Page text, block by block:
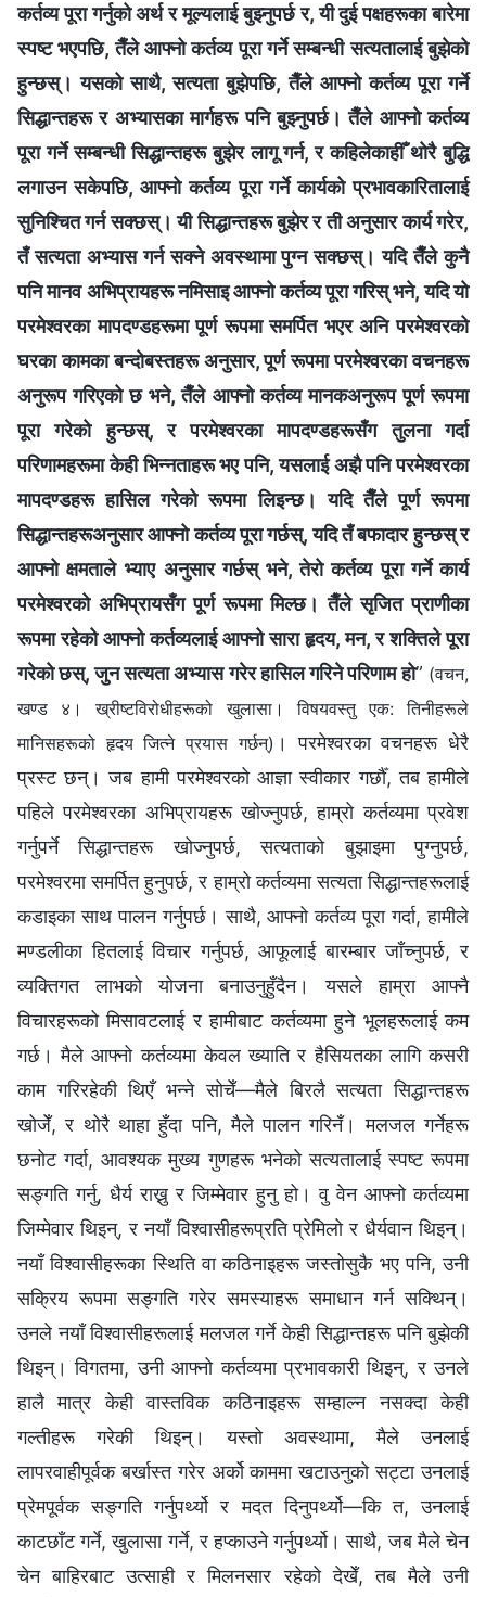
कर्तव्य पूरा गर्नुको अर्थ र मूल्यलाई बुझ्नुपर्छ र, यी दुई पक्षहरूका बारेमा
स्पष्ट भएपछि, तैँले आफ्नो कर्तव्य पूरा गर्ने सम्‍बन्धी सत्यतालाई बुझेको
हुन्छस्। यसको साथै, सत्यता बुझेपछि, तैँले आफ्नो कर्तव्य पूरा गर्ने
सिद्धान्तहरू र अभ्यासका मार्गहरू पनि बुझ्नुपर्छ। तैँले आफ्नो कर्तव्य
पूरा गर्ने सम्‍बन्धी सिद्धान्तहरू बुझेर लागू गर्न, र कहिलेकाहीँ थोरै बुद्धि
लगाउन सकेपछि, आफ्नो कर्तव्य पूरा गर्ने कार्यको प्रभावकारितालाई
सुनिश्‍चित गर्न सक्छस्। यी सिद्धान्तहरू बुझेर र ती अनुसार कार्य गरेर,
तँ सत्यता अभ्यास गर्न सक्‍ने अवस्थामा पुग्‍न सक्छस्। यदि तैँले कुनै
पनि मानव अभिप्रायहरू नमिसाइ आफ्नो कर्तव्य पूरा गरिस् भने, यदि यो
परमेश्‍वरका मापदण्डहरूमा पूर्ण रूपमा समर्पित भएर अनि परमेश्‍वरको
घरका कामका बन्दोबस्तहरू अनुसार, पूर्ण रूपमा परमेश्‍वरका वचनहरू
अनुरूप गरिएको छ भने, तैँले आफ्नो कर्तव्य मानकअनुरूप पूर्ण रूपमा
पूरा गरेको हुन्छस्, र परमेश्‍वरका मापदण्डहरूसँग तुलना गर्दा
परिणामहरूमा केही भिन्‍नताहरू भए पनि, यसलाई अझै पनि परमेश्‍वरका
मापदण्डहरू हासिल गरेको रूपमा लिइन्छ। यदि तैँले पूर्ण रूपमा
सिद्धान्तहरूअनुसार आफ्नो कर्तव्य पूरा गर्छस्, यदि तँ बफादार हुन्छस् र
आफ्नो क्षमताले भ्याए अनुसार गर्छस् भने, तेरो कर्तव्य पूरा गर्ने कार्य
परमेश्‍वरको अभिप्रायसँग पूर्ण रूपमा मिल्छ। तैँले सृजित प्राणीका
रूपमा रहेको आफ्नो कर्तव्यलाई आफ्नो सारा हृदय, मन, र शक्तिले पूरा
गरेको छस्, जुन सत्यता अभ्यास गरेर हासिल गरिने परिणाम हो” (वचन,
खण्ड ४। ख्रीष्टविरोधीहरूको खुलासा। विषयवस्तु एक: तिनीहरूले
मानिसहरूको हृदय जित्ने प्रयास गर्छन्) । परमेश्‍वरका वचनहरू धेरै
प्रस्ट छन्। जब हामी परमेश्‍वरको आज्ञा स्वीकार गर्छौँ, तब हामीले
पहिले परमेश्‍वरका अभिप्रायहरू खोज्नुपर्छ, हाम्रो कर्तव्यमा प्रवेश
गर्नुपर्ने सिद्धान्तहरू खोज्नुपर्छ, सत्यताको बुझाइमा पुग्नुपर्छ,
परमेश्‍वरमा समर्पित हुनुपर्छ, र हाम्रो कर्तव्यमा सत्यता सिद्धान्तहरूलाई
कडाइका साथ पालन गर्नुपर्छ। साथै, आफ्नो कर्तव्य पूरा गर्दा, हामीले
मण्डलीका हितलाई विचार गर्नुपर्छ, आफूलाई बारम्बार जाँच्नुपर्छ, र
व्यक्तिगत लाभको योजना बनाउनुहुँदैन। यसले हाम्रा आफ्नै
विचारहरूको मिसावटलाई र हामीबाट कर्तव्यमा हुने भूलहरूलाई कम
गर्छ। मैले आफ्नो कर्तव्यमा केवल ख्याति र हैसियतका लागि कसरी
काम गरिरहेकी थिएँ भन्ने सोचेँ—मैले बिरलै सत्यता सिद्धान्तहरू
खोजेँ, र थोरै थाहा हुँदा पनि, मैले पालन गरिनँ। मलजल गर्नेहरू
छनोट गर्दा, आवश्यक मुख्य गुणहरू भनेको सत्यतालाई स्पष्ट रूपमा
सङ्गति गर्नु, धैर्य राख्नु र जिम्मेवार हुनु हो। वु वेन आफ्नो कर्तव्यमा
जिम्मेवार थिइन्, र नयाँ विश्वासीहरूप्रति प्रेमिलो र धैर्यवान थिइन्।
नयाँ विश्वासीहरूका स्थिति वा कठिनाइहरू जस्तोसुकै भए पनि, उनी
सक्रिय रूपमा सङ्गति गरेर समस्याहरू समाधान गर्न सक्थिन्।
उनले नयाँ विश्वासीहरूलाई मलजल गर्ने केही सिद्धान्तहरू पनि बुझेकी
थिइन्। विगतमा, उनी आफ्नो कर्तव्यमा प्रभावकारी थिइन्, र उनले
हालै मात्र केही वास्तविक कठिनाइहरू सम्हाल्न नसक्दा केही
गल्तीहरू गरेकी थिइन्। यस्तो अवस्थामा, मैले उनलाई
लापरवाहीपूर्वक बर्खास्त गरेर अर्को काममा खटाउनुको सट्टा उनलाई
प्रेमपूर्वक सङ्गति गर्नुपर्थ्यो र मदत दिनुपर्थ्यो—कि त, उनलाई
काटछाँट गर्ने, खुलासा गर्ने, र हप्काउने गर्नुपर्थ्यो। साथै, जब मैले चेन
चेन बाहिरबाट उत्साही र मिलनसार रहेको देखेँ, तब मैले उनी